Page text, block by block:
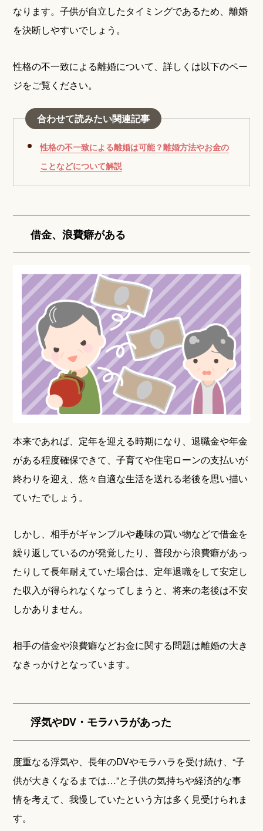
なります。子供が自立したタイミングであるため、離婚
を決断しやすいでしょう。
性格の不一致による離婚について、詳しくは以下のペー
ジをご覧ください。
合わせて読みたい関連記事
性格の不一致による離婚は可能？離婚方法やお金の
ことなどについて解説
借金、浪費癖がある
本来であれば、定年を迎える時期になり、退職金や年金
がある程度確保できて、子育てや住宅ローンの支払いが
終わりを迎え、悠々自適な生活を送れる老後を思い描い
ていたでしょう。
しかし、相手がギャンブルや趣味の買い物などで借金を
繰り返しているのが発覚したり、普段から浪費癖があっ
たりして長年耐えていた場合は、定年退職をして安定し
た収入が得られなくなってしまうと、将来の老後は不安
しかありません。
相手の借金や浪費癖などお金に関する問題は離婚の大き
なきっかけとなっています。
浮気やDV・モラハラがあった
度重なる浮気や、長年のDVやモラハラを受け続け、“子
供が大きくなるまでは…”と子供の気持ちや経済的な事
情を考えて、我慢していたという方は多く見受けられま
す。